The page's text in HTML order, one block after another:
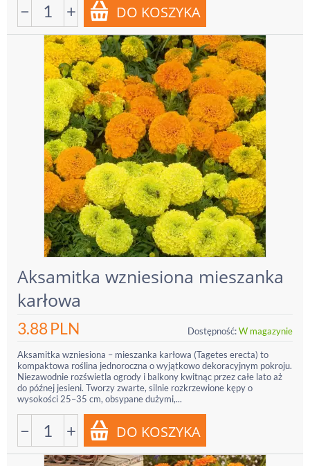
− +
Aksamitka wzniesiona mieszanka
karłowa
3.88PLN Dostępność:W magazynie
Aksamitka wzniesiona – mieszanka karłowa (Tagetes erecta) to
kompaktowa roślina jednoroczna o wyjątkowo dekoracyjnym pokroju.
Niezawodnie rozświetla ogrody i balkony kwitnąc przez całe lato aż
do późnej jesieni. Tworzy zwarte, silnie rozkrzewione kępy o
wysokości 25–35 cm, obsypane dużymi,...
− +